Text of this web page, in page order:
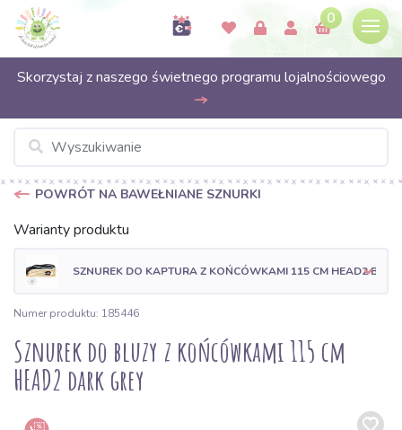
0
Skorzystaj z naszego świetnego programu lojalnościowego
POWRÓT NA BAWEŁNIANE SZNURKI
Warianty produktu
SZNUREK DO KAPTURA Z KOŃCÓWKAMI 115 CM HEAD2
Numer produktu: 185446
Sznurek do bluzy z końcówkami 115 cm
HEAD2 dark grey